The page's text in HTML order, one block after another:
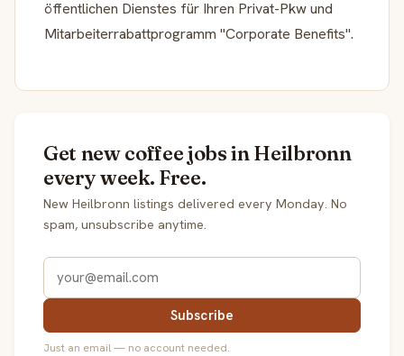
öffentlichen Dienstes für Ihren Privat-Pkw und
Mitarbeiterrabattprogramm "Corporate Benefits".
Get new coffee jobs in Heilbronn
every week. Free.
New Heilbronn listings delivered every Monday. No
spam, unsubscribe anytime.
Subscribe
Just an email — no account needed.